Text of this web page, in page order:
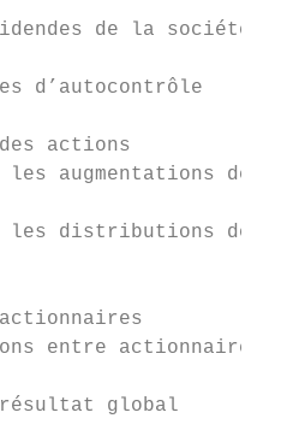
dividendes de
titres
sur des
augmentations de
les distributions de
entre
du résultat